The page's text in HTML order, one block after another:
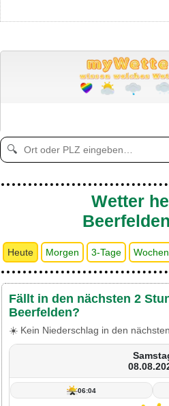
🔍
Wetter
Heute Morgen 3-Tage
Fällt in den nächsten 2
Beerfelden?
☀️ Kein Niederschlag in den
06:04